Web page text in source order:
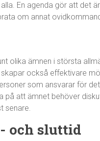
En agenda gör att det
om annat
olika ämnen i största
också effektivare
som ansvarar för
på att ämnet behöver
senare.
och sluttid